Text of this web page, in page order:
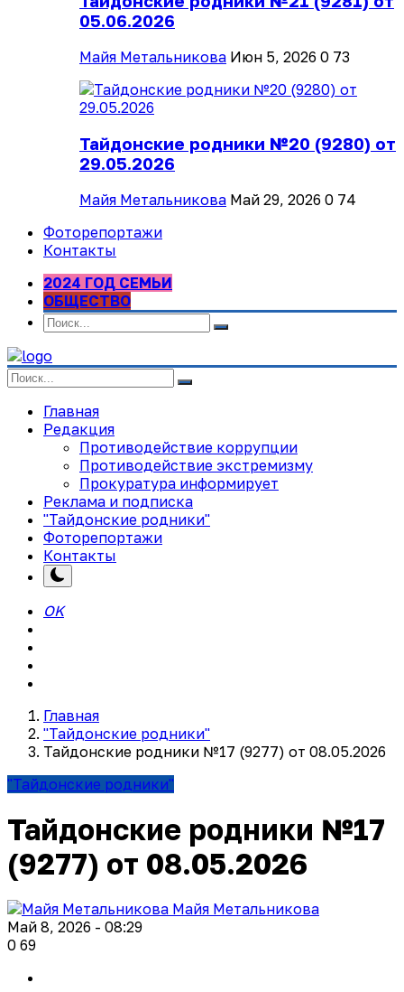
05.06.2026
Майя Метальникова Июн 5, 2026 0 73
Тайдонские родники №20 (9280) от
29.05.2026
Майя Метальникова Май 29, 2026 0 74
Фоторепортажи
Контакты
2024 ГОД СЕМЬИ
ОБЩЕСТВО
Главная
Редакция
Противодействие коррупции
Противодействие экстремизму
Прокуратура информирует
Реклама и подписка
"Тайдонские родники"
Фоторепортажи
Контакты
OK
Главная
"Тайдонские родники"
Тайдонские родники №17 (9277) от 08.05.2026
"Тайдонские родники"
Тайдонские родники №17
(9277) от 08.05.2026
Майя Метальникова
Май 8, 2026 - 08:29
0 69